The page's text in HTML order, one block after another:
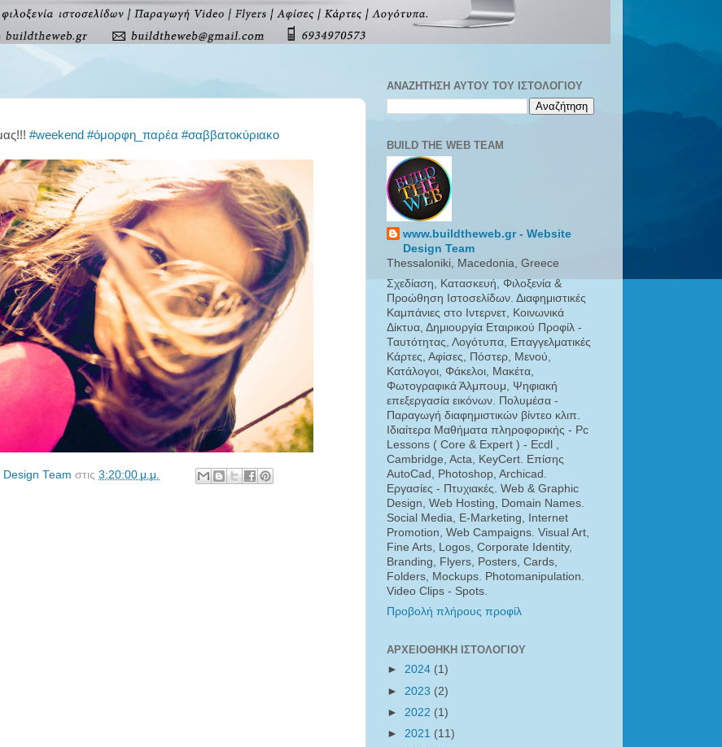
‪#‎weekend‬ ‪#‎όμορφη_παρέα‬ ‪#‎σαββατοκύριακο‬
Team στις 3:20:00 μ.μ.
ΑΝΑΖΉΤΗΣΗ ΑΥΤΟΎ ΤΟΥ ΙΣΤΟΛΟΓΊΟΥ
BUILD THE WEB TEAM
www.buildtheweb.gr - Website
Design Team
Thessaloniki, Macedonia, Greece
Σχεδίαση, Κατασκευή, Φιλοξενία &
Προώθηση Ιστοσελίδων. Διαφημιστικές
Καμπάνιες στο Ιντερνετ, Κοινωνικά
Δίκτυα, Δημιουργία Εταιρικού Προφίλ -
Ταυτότητας, Λογότυπα, Επαγγελματικές
Κάρτες, Αφίσες, Πόστερ, Μενού,
Κατάλογοι, Φάκελοι, Μακέτα,
Φωτογραφικά Άλμπουμ, Ψηφιακή
επεξεργασία εικόνων. Πολυμέσα -
Παραγωγή διαφημιστικών βίντεο κλιπ.
Ιδιαίτερα Μαθήματα πληροφορικής - Pc
Lessons ( Core & Expert ) - Ecdl ,
Cambridge, Acta, KeyCert. Επίσης
AutoCad, Photoshop, Archicad.
Εργασίες - Πτυχιακές. Web & Graphic
Design, Web Hosting, Domain Names.
Social Media, E-Marketing, Internet
Promotion, Web Campaigns. Visual Art,
Fine Arts, Logos, Corporate Identity,
Branding, Flyers, Posters, Cards,
Folders, Mockups. Photomanipulation.
Video Clips - Spots.
Προβολή πλήρους προφίλ
ΑΡΧΕΙΟΘΉΚΗ ΙΣΤΟΛΟΓΊΟΥ
► 2024 (1)
► 2023 (2)
► 2022 (1)
► 2021 (11)